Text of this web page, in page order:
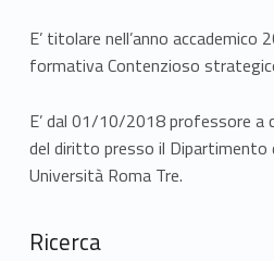
E’ titolare nell’anno
formativa Contenzioso
E’ dal 01/10/2018 professore
del diritto presso il Dipartimento
Università Roma Tre.
Ricerca